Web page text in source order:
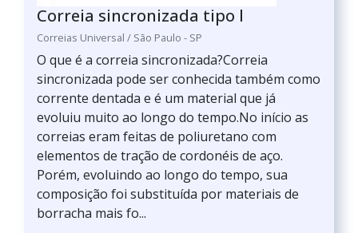
Correia sincronizada tipo l
Correias Universal / São Paulo - SP
O que é a correia sincronizada?Correia
sincronizada pode ser conhecida também como
corrente dentada e é um material que já
evoluiu muito ao longo do tempo.No início as
correias eram feitas de poliuretano com
elementos de tração de cordonéis de aço.
Porém, evoluindo ao longo do tempo, sua
composição foi substituída por materiais de
borracha mais fo...